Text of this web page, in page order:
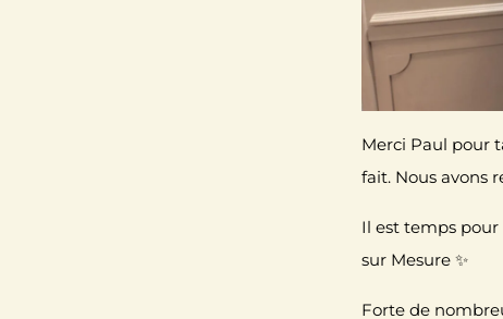
Merci Paul pour
fait. Nous avons
Il est temps
sur Mesure ✨
Forte de